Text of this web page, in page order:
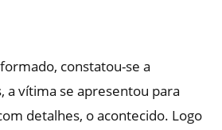
constatou-se a
a vítima se apresentou para
detalhes, o acontecido. Logo